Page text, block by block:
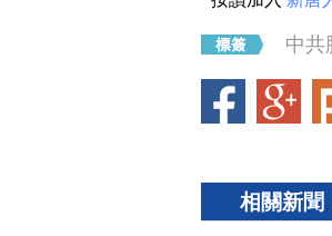
中共
相關新聞